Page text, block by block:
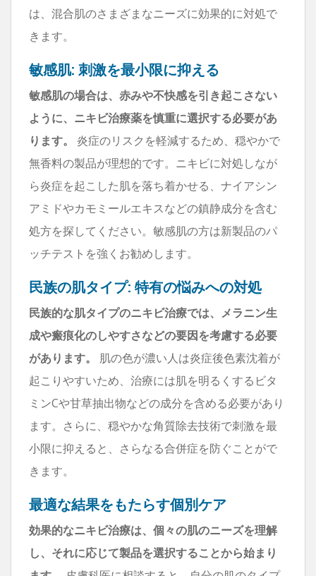
は、混合肌のさまざまなニーズに効果的に対処で
きます。
敏感肌: 刺激を最小限に抑える
敏感肌の場合は、赤みや不快感を引き起こさない
ように、ニキビ治療薬を慎重に選択する必要があ
ります。
炎症のリスクを軽減するため、穏やかで
無香料の製品が理想的です。ニキビに対処しなが
ら炎症を起こした肌を落ち着かせる、ナイアシン
アミドやカモミールエキスなどの鎮静成分を含む
処方を探してください。敏感肌の方は新製品のパ
ッチテストを強くお勧めします。
民族の肌タイプ: 特有の悩みへの対処
民族的な肌タイプのニキビ治療では、メラニン生
成や瘢痕化のしやすさなどの要因を考慮する必要
があります。
肌の色が濃い人は炎症後色素沈着が
起こりやすいため、治療には肌を明るくするビタ
ミンCや甘草抽出物などの成分を含める必要があり
ます。さらに、穏やかな角質除去技術で刺激を最
小限に抑えると、さらなる合併症を防ぐことがで
きます。
最適な結果をもたらす個別ケア
効果的なニキビ治療は、個々の肌のニーズを理解
し、それに応じて製品を選択することから始まり